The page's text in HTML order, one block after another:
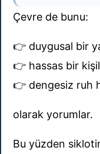
Çevre de bunu:
👉 duygusal bir
👉 hassas bir
👉 dengesiz ruh
olarak yorumlar.
Bu yüzden